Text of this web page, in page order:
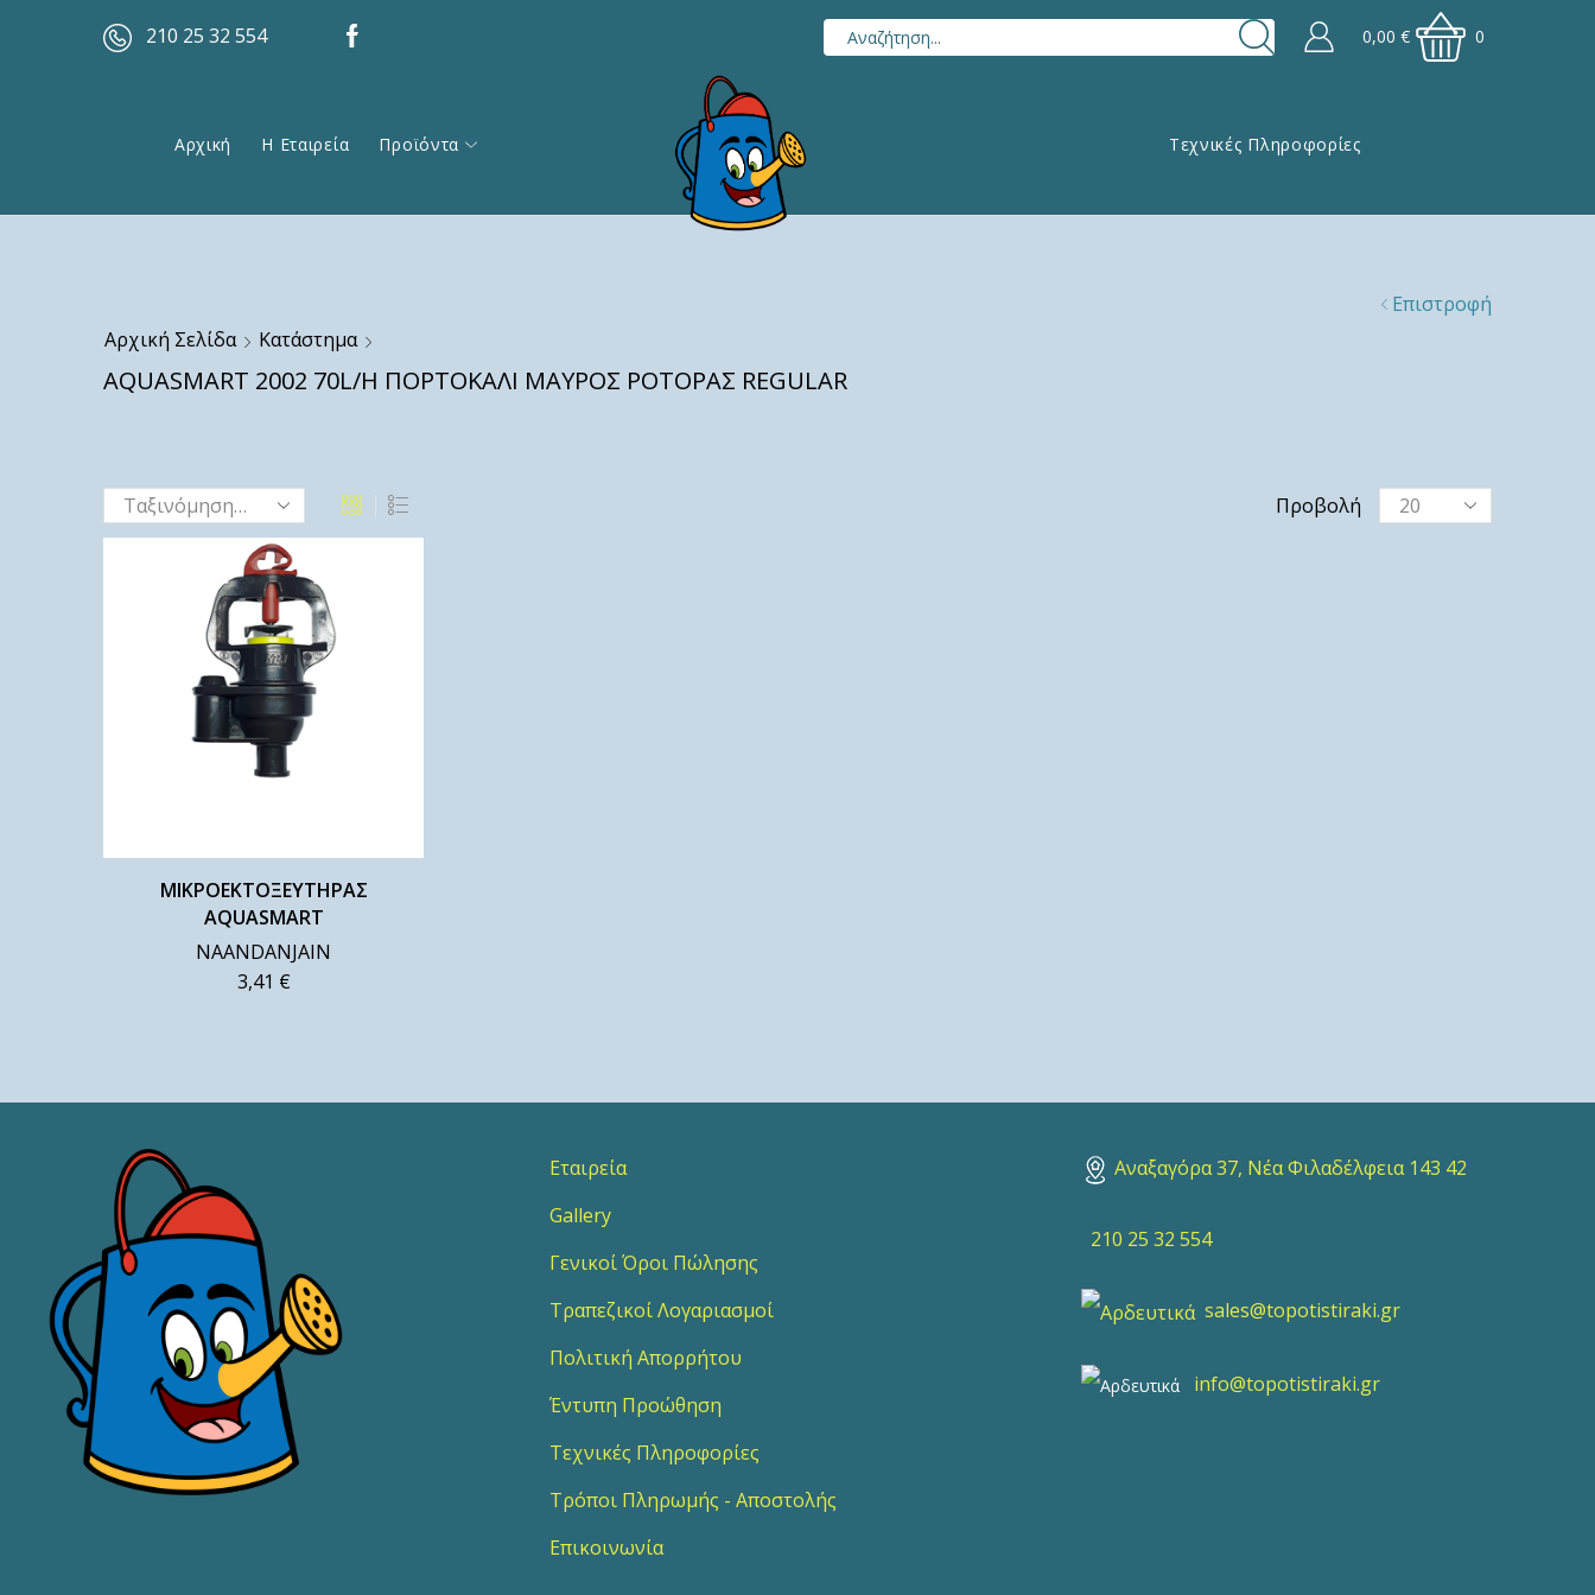
210 25 32 554 0,00€ 0
Αρχική Η Εταιρεία Προϊόντα Τεχνικές Πληροφορίες
Αρχική Σελίδα Κατάστημα
AQUASMART 2002 70L/H ΠΟΡΤΟΚΑΛΙ ΜΑΥΡΟΣ ΡΟΤΟΡΑΣ REGULAR
Επιστροφή
Προβολή
ΜΙΚΡΟΕΚΤΟΞΕΥΤΗΡΑΣ
AQUASMART
NAANDANJAIN
3,41 €
Εταιρεία
Gallery
Γενικοί Όροι Πώλησης
Τραπεζικοί Λογαριασμοί
Πολιτική Απορρήτου
Έντυπη Προώθηση
Τεχνικές Πληροφορίες
Τρόποι Πληρωμής - Αποστολής
Επικοινωνία
Αναξαγόρα 37, Νέα Φιλαδέλφεια 143 42
210 25 32 554
sales@topotistiraki.gr
info@topotistiraki.gr